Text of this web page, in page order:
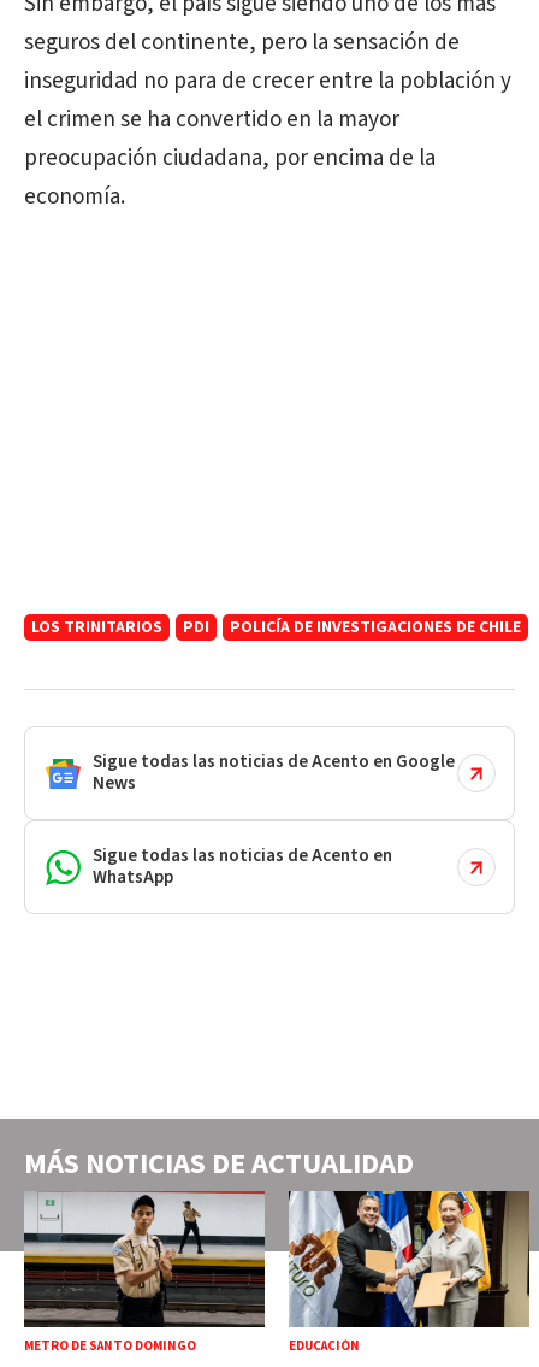
seguros del continente, pero la sensación de
inseguridad no para de crecer entre la población y
el crimen se ha convertido en la mayor
preocupación ciudadana, por encima de la
economía.
LOS TRINITARIOS PDI POLICÍA DE INVESTIGACIONES DE CHILE
Sigue todas las noticias de Acento en Google
News
Sigue todas las noticias de Acento en
WhatsApp
MÁS NOTICIAS DEACTUALIDAD
METRO DE SANTO DOMINGO EDUCACIÓN